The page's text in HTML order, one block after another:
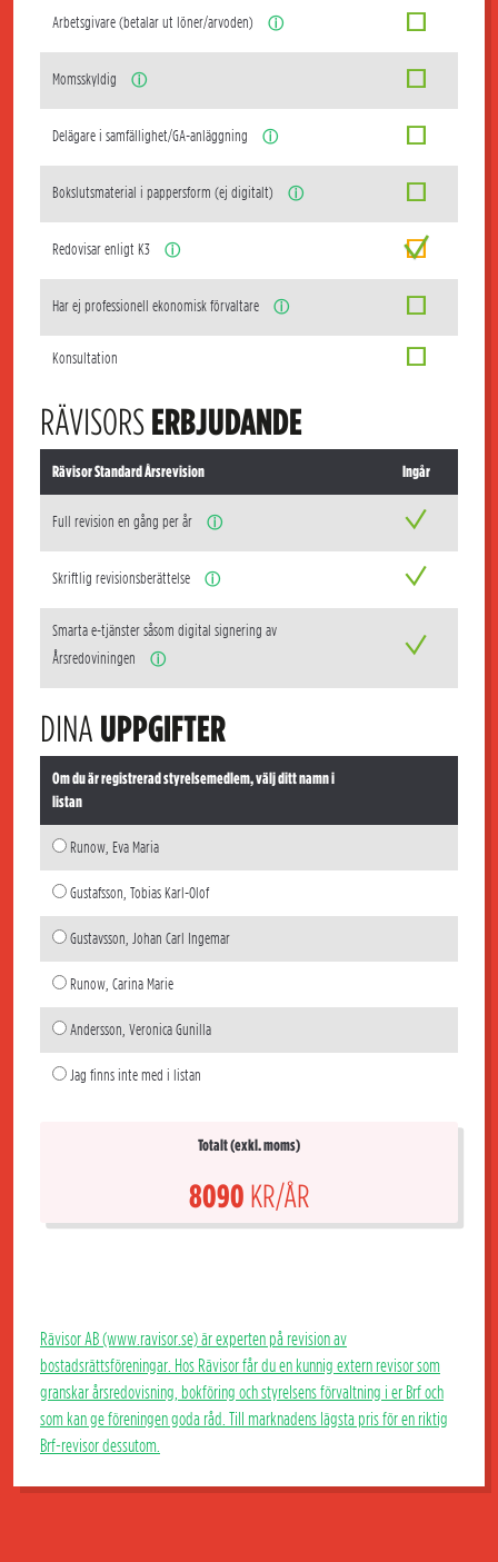
Arbetsgivare (betalar ut löner/arvoden) ⓘ
Momsskyldig ⓘ
Delägare i samfällighet/GA-anläggning ⓘ
Bokslutsmaterial i pappersform (ej digitalt) ⓘ
Redovisar enligt K3 ⓘ
Har ej professionell ekonomisk förvaltare ⓘ
Konsultation
RÄVISORSERBJUDANDE
Rävisor Standard Årsrevision Ingår
Full revision en gång per år ⓘ
Skriftlig revisionsberättelse ⓘ
Smarta e-tjänster såsom digital signering av
Årsredoviningen
ⓘ
DINA UPPGIFTER
Om du är registrerad styrelsemedlem, välj ditt namn i
listan
Runow, Eva Maria
Gustafsson, Tobias Karl-Olof
Gustavsson, Johan Carl Ingemar
Runow, Carina Marie
Andersson, Veronica Gunilla
Jag finns inte med i listan
Totalt (exkl. moms)
8090 KR/ÅR
Rävisor AB (www.ravisor.se) är experten på revision av
bostadsrättsföreningar. Hos Rävisor får du en kunnig extern revisor som
granskar årsredovisning, bokföring och styrelsens förvaltning i er Brf och
som kan ge föreningen goda råd. Till marknadens lägsta pris för en riktig
Brf-revisor dessutom.